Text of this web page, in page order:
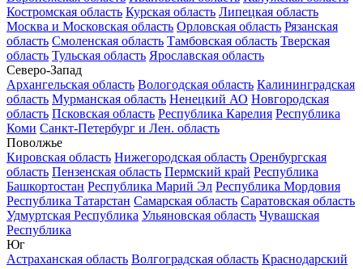
Костромская область Курская область Липецкая область
Москва и Московская область Орловская область Рязанская
область Смоленская область Тамбовская область Тверская
область Тульская область Ярославская область
Северо-Запад
Архангельская область Вологодская область Калининградская
область Мурманская область Ненецкий АО Новгородская
область Псковская область Республика Карелия Республика
Коми Санкт-Петербург и Лен. область
Поволжье
Кировская область Нижегородская область Оренбургская
область Пензенская область Пермский край Республика
Башкортостан Республика Марий Эл Республика Мордовия
Республика Татарстан Самарская область Саратовская область
Удмуртская Республика Ульяновская область Чувашская
Республика
Юг
Астраханская область Волгоградская область Краснодарский